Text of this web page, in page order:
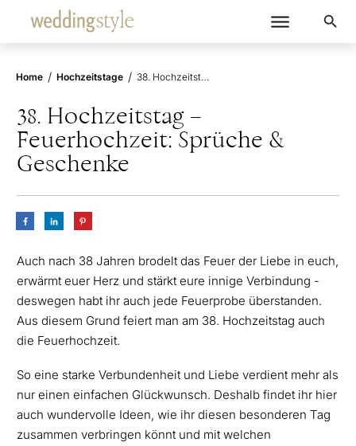
Home / Hochzeitstage / 38. Hochzeitstag – Feuerhochzeit: Sprüche & Geschenke
38. Hochzeitstag –
Feuerhochzeit: Sprüche &
Geschenke
Auch nach 38 Jahren brodelt das Feuer der Liebe in euch,
erwärmt euer Herz und stärkt eure innige Verbindung -
deswegen habt ihr auch jede Feuerprobe überstanden.
Aus diesem Grund feiert man am 38. Hochzeitstag auch
die Feuerhochzeit.
So eine starke Verbundenheit und Liebe verdient mehr als
nur einen einfachen Glückwunsch. Deshalb findet ihr hier
auch wundervolle Ideen, wie ihr diesen besonderen Tag
zusammen verbringen könnt und mit welchen